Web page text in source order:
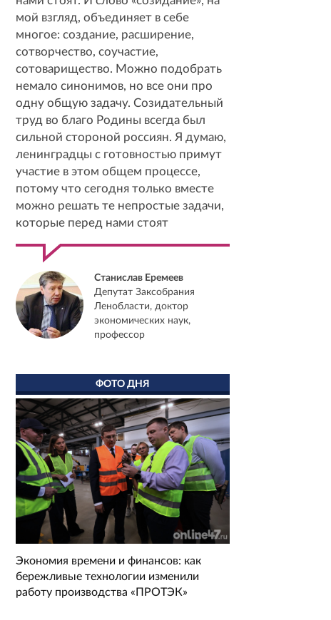
мой взгляд, объединяет в себе
многое: создание, расширение,
сотворчество, соучастие,
сотоварищество. Можно подобрать
немало синонимов, но все они про
одну общую задачу. Созидательный
труд во благо Родины всегда был
сильной стороной россиян. Я думаю,
ленинградцы с готовностью примут
участие в этом общем процессе,
потому что сегодня только вместе
можно решать те непростые задачи,
которые перед нами стоят
Станислав Еремеев
Депутат Заксобрания
Ленобласти, доктор
экономических наук,
профессор
ФОТО ДНЯ
Экономия времени и финансов: как
бережливые технологии изменили
работу производства «ПРОТЭК»